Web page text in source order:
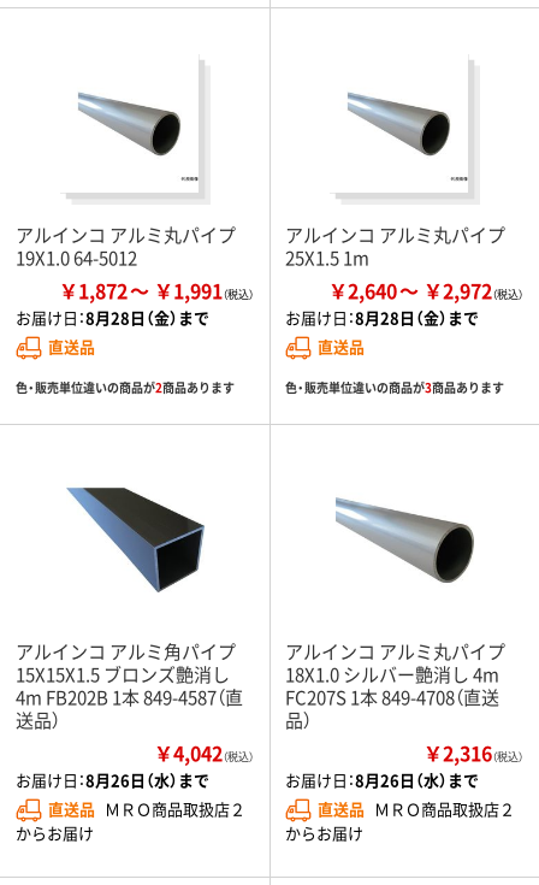
アルインコ アルミ丸パイプ
19X1.0 64-5012
￥1,872 ￥1,991
お届け日：8月28日（金）まで
直送品
色・販売単位違いの商品が2商品あります
アルインコ アルミ丸パイプ
25X1.5 1m
￥2,640 ￥2,972
お届け日：8月28日（金）まで
直送品
色・販売単位違いの商品が3商品あります
アルインコ アルミ角パイプ
15X15X1.5 ブロンズ艶消し
4m FB202B 1本 849-4587（直
送品）
￥4,042（税込）
お届け日：8月26日（水）まで
直送品 ＭＲＯ商品取扱店２
からお届け
アルインコ アルミ丸パイプ
18X1.0 シルバー艶消し 4m
FC207S 1本 849-4708（直送
品）
￥2,316（税込）
お届け日：8月26日（水）まで
直送品 ＭＲＯ商品取扱店２
からお届け